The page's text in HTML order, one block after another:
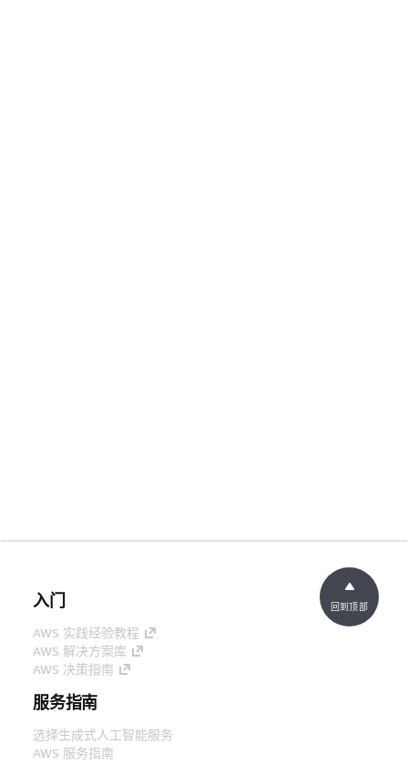
入门
AWS 实践经验教程
AWS 解决方案库
AWS 决策指南
服务指南
选择生成式人工智能服务
AWS 服务指南
回到顶部